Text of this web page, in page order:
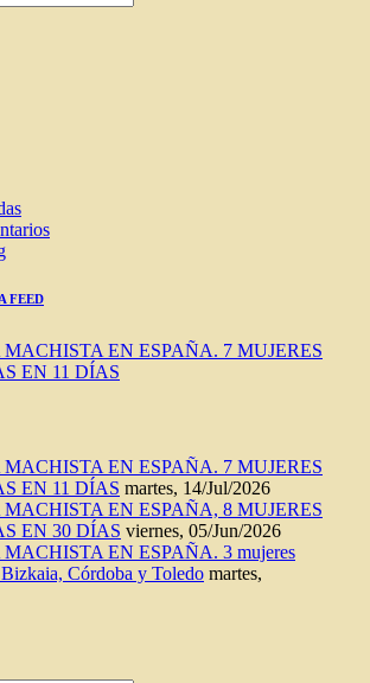
FEED
EN ESPAÑA. 7 MUJERES
EN 11 DÍAS
EN ESPAÑA. 7 MUJERES
EN 11 DÍAS martes, 14/Jul/2026
EN ESPAÑA, 8 MUJERES
EN 30 DÍAS viernes, 05/Jun/2026
EN ESPAÑA. 3 mujeres
Bizkaia, Córdoba y Toledo martes,